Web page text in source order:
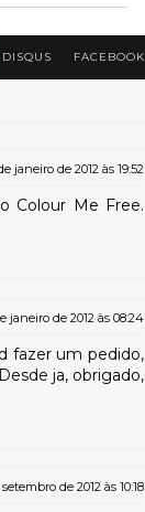
DISQUS FACEBOOK
janeiro de 2012 às 19:52
Colour Me Free.
janeiro de 2012 às 08:24
fazer um pedido,
ja, obrigado,
de 2012 às 10:18